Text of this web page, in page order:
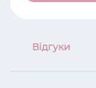
Вiдгуки